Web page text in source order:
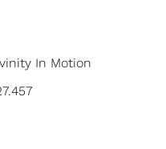
In Motion